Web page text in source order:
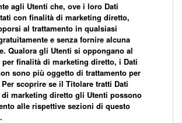
agli Utenti che, ove i loro Dati
con finalità di marketing diretto,
al trattamento in qualsiasi
e senza fornire alcuna
Qualora gli Utenti si oppongano al
per finalità di marketing diretto, i Dati
sono più oggetto di trattamento per
scoprire se il Titolare tratti Dati
marketing diretto gli Utenti possono
alle rispettive sezioni di questo